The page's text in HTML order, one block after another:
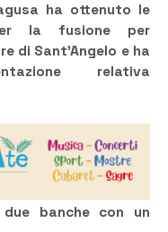
ha ottenuto le
la fusione per
di Sant’Angelo e ha
relativa
banche con un